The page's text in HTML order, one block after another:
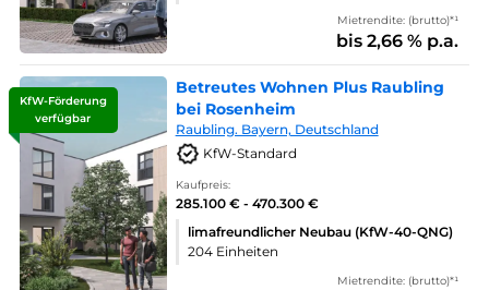
Mietrendite: (brutto)*¹
bis 2,66 % p.a.
KfW-Förderung
verfügbar
Betreutes Wohnen Plus Raubling
bei Rosenheim
Raubling. Bayern, Deutschland
KfW-Standard
Kaufpreis:
285.100 € - 470.300 €
limafreundlicher Neubau (KfW-40-QNG)
204 Einheiten
Mietrendite: (brutto)*¹